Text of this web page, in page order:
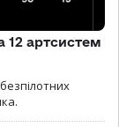
12 артсистем